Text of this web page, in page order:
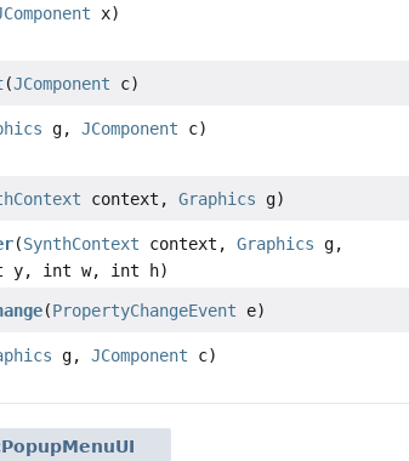
x)
(JComponent c)
g,JComponent c)
context,Graphics g)
(SynthContext context,Graphics g,
y, int w, int h)
(PropertyChangeEvent e)
g,JComponent c)